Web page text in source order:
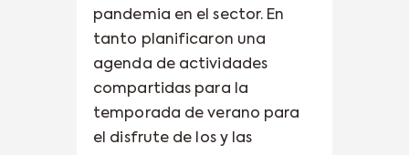
pandemia en el sector. En
tanto planificaron una
agenda de actividades
compartidas para la
temporada de verano para
el disfrute de los y las